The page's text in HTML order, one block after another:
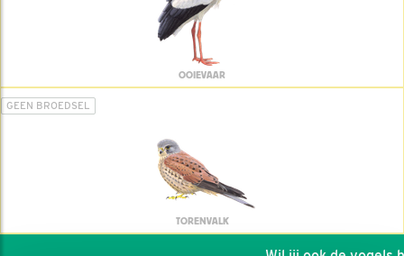
OOIEVAAR
GEEN BROEDSEL
TORENVALK